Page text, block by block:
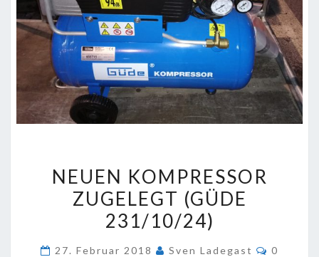
KOMPRESSOR
ZUGELEGT
(GÜDE
NEUEN KOMPRESSOR
ZUGELEGT (GÜDE
231/10/24)
27. Februar 2018 Sven Ladegast
0